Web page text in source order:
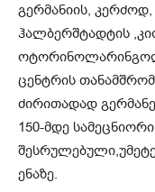
გერმანიის,
ჰალბერშტადტის
ცენტრის
ძირითადად
150-მდე
ენაზე.